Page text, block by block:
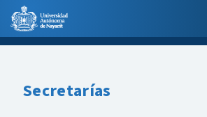
Secretarías